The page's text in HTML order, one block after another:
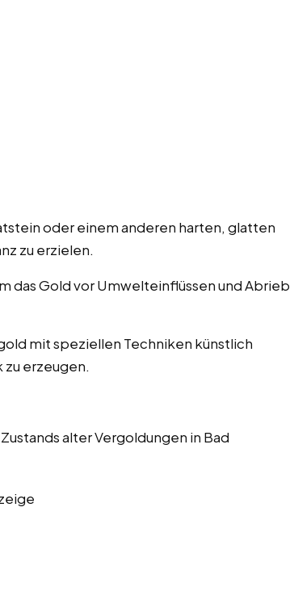
oder einem anderen harten, glatten
zu erzielen.
das Gold vor Umwelteinflüssen und Abrieb
mit speziellen Techniken künstlich
erzeugen.
alter Vergoldungen in Bad